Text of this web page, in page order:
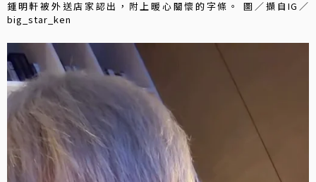
鍾明軒被外送店家認出，附上暖心關懷的字條。 圖／擷自IG／
big_star_ken